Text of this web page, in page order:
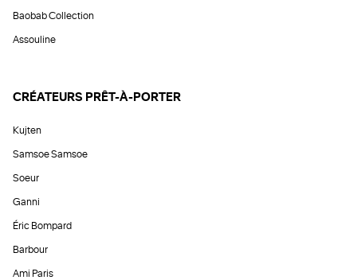
Baobab Collection
Assouline
CRÉATEURS PRÊT-À-PORTER
Kujten
Samsoe Samsoe
Soeur
Ganni
Éric Bompard
Barbour
Ami Paris